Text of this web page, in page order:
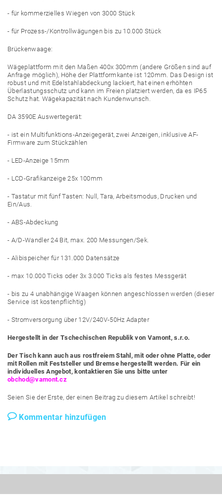
- für kommerzielles Wiegen von 3000 Stück
- für Prozess-/Kontrollwägungen bis zu 10.000 Stück
Brückenwaage:
Wägeplattform mit den Maßen 400x 300mm (andere Größen sind auf
Anfrage möglich), Höhe der Plattformkante ist 120mm. Das Design ist
robust und mit Edelstahlabdeckung lackiert, hat einen erhöhten
Überlastungsschutz und kann im Freien platziert werden, da es IP65
Schutz hat. Wägekapazität nach Kundenwunsch.
DA 3590E Auswertegerät:
- ist ein Multifunktions-Anzeigegerät, zwei Anzeigen, inklusive AF-
Firmware zum Stückzählen
- LED-Anzeige 15mm
- LCD-Grafikanzeige 25x 100mm
- Tastatur mit fünf Tasten: Null, Tara, Arbeitsmodus, Drucken und
Ein/Aus.
- ABS-Abdeckung
- A/D-Wandler 24 Bit, max. 200 Messungen/Sek.
- Alibispeicher für 131.000 Datensätze
- max 10.000 Ticks oder 3x 3.000 Ticks als festes Messgerät
- bis zu 4 unabhängige Waagen können angeschlossen werden (dieser
Service ist kostenpflichtig)
- Stromversorgung über 12V/240V-50Hz Adapter
Hergestellt in der Tschechischen Republik von Vamont, s.r.o.
Der Tisch kann auch aus rostfreiem Stahl, mit oder ohne Platte, oder
mit Rollen mit Feststeller und Bremse hergestellt werden. Für ein
individuelles Angebot, kontaktieren Sie uns bitte unter
obchod@vamont.cz
Seien Sie der Erste, der einen Beitrag zu diesem Artikel schreibt!
Kommentar hinzufügen